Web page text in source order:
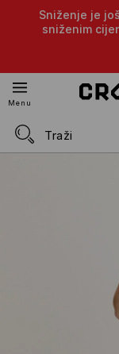
Sniženje je
sniženim
Menu